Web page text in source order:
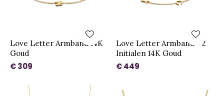
Love Letter Armband 14K
Goud
€ 309
Love Letter Armband - 2
Initialen 14K Goud
€ 449